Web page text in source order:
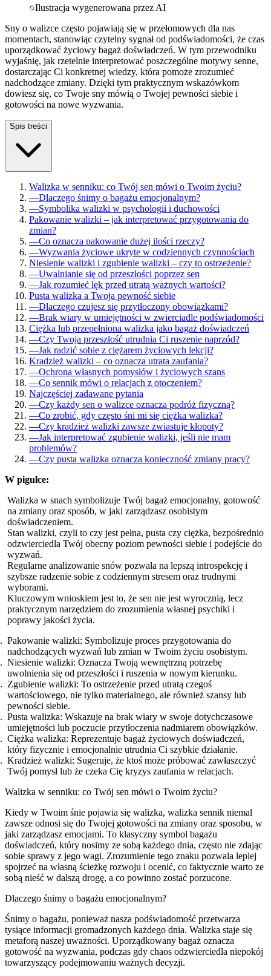
Ilustracja wygenerowana przez AI
Sny o walizce często pojawiają się w przełomowych dla nas
momentach, stanowiąc czytelny sygnał od podświadomości, że czas
uporządkować życiowy bagaż doświadczeń. W tym przewodniku
wyjaśnię, jak rzetelnie interpretować poszczególne motywy senne,
dostarczając Ci konkretnej wiedzy, która pomoże zrozumieć
nadchodzące zmiany. Dzięki tym praktycznym wskazówkom
dowiesz się, co Twoje sny mówią o Twojej pewności siebie i
gotowości na nowe wyzwania.
Spis treści
Walizka w senniku: co Twój sen mówi o Twoim życiu?
—Dlaczego śnimy o bagażu emocjonalnym?
—Symbolika walizki w psychologii i duchowości
Pakowanie walizki – jak interpretować przygotowania do
zmian?
—Co oznacza pakowanie dużej ilości rzeczy?
—Wyzwania życiowe ukryte w codziennych czynnościach
Niesienie walizki i zgubienie walizki – czy to ostrzeżenie?
—Uwalnianie się od przeszłości poprzez sen
—Jak rozumieć lęk przed utratą ważnych wartości?
Pusta walizka a Twoja pewność siebie
—Dlaczego czujesz się przytłoczony obowiązkami?
—Brak wiary w umiejętności w zwierciadle podświadomości
Ciężka lub przepełniona walizka jako bagaż doświadczeń
—Czy Twoja przeszłość utrudnia Ci ruszenie naprzód?
—Jak radzić sobie z ciężarem życiowych lekcji?
Kradzież walizki – co oznacza utrata zaufania?
—Ochrona własnych pomysłów i życiowych szans
—Co sennik mówi o relacjach z otoczeniem?
Najczęściej zadawane pytania
—Czy każdy sen o walizce oznacza podróż fizyczną?
—Co zrobić, gdy często śni mi się ciężka walizka?
—Czy kradzież walizki zawsze zwiastuje kłopoty?
—Jak interpretować zgubienie walizki, jeśli nie mam
problemów?
—Czy pusta walizka oznacza konieczność zmiany pracy?
W pigułce:
Walizka w snach symbolizuje Twój bagaż emocjonalny, gotowość
na zmiany oraz sposób, w jaki zarządzasz osobistym
doświadczeniem.
Stan walizki, czyli to czy jest pełna, pusta czy ciężka, bezpośrednio
odzwierciedla Twój obecny poziom pewności siebie i podejście do
wyzwań.
Regularne analizowanie snów pozwala na lepszą introspekcję i
szybsze radzenie sobie z codziennym stresem oraz trudnymi
wyborami.
Kluczowym wnioskiem jest to, że sen nie jest wyrocznią, lecz
praktycznym narzędziem do zrozumienia własnej psychiki i
poprawy jakości życia.
Pakowanie walizki: Symbolizuje proces przygotowania do
nadchodzących wyzwań lub zmian w Twoim życiu osobistym.
Niesienie walizki: Oznacza Twoją wewnętrzną potrzebę
uwolnienia się od przeszłości i ruszenia w nowym kierunku.
Zgubienie walizki: To ostrzeżenie przed utratą czegoś
wartościowego, nie tylko materialnego, ale również szansy lub
pewności siebie.
Pusta walizka: Wskazuje na brak wiary w swoje dotychczasowe
umiejętności lub poczucie przytłoczenia nadmiarem obowiązków.
Ciężka walizka: Reprezentuje bagaż życiowych doświadczeń,
który fizycznie i emocjonalnie utrudnia Ci szybkie działanie.
Kradzież walizki: Sugeruje, że ktoś może próbować zawłaszczyć
Twój pomysł lub że czeka Cię kryzys zaufania w relacjach.
Walizka w senniku: co Twój sen mówi o Twoim życiu?
Kiedy w Twoim śnie pojawia się walizka, walizka sennik niemal
zawsze odnosi się do Twojej gotowości na zmiany oraz sposobu, w
jaki zarządzasz emocjami. To klasyczny symbol bagażu
doświadczeń, który nosimy ze sobą każdego dnia, często nie zdając
sobie sprawy z jego wagi. Zrozumienie tego znaku pozwala lepiej
spojrzeć na własną ścieżkę rozwoju i ocenić, co faktycznie warto ze
sobą nieść w dalszą drogę, a co powinno zostać porzucone.
Dlaczego śnimy o bagażu emocjonalnym?
Śnimy o bagażu, ponieważ nasza podświadomość przetwarza
tysiące informacji gromadzonych każdego dnia. Walizka staje się
metaforą naszej uważności. Uporządkowany bagaż oznacza
gotowość na wyzwania, podczas gdy chaos odzwierciedla niepokój
towarzyszący podejmowaniu ważnych decyzji.